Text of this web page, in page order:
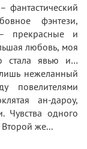
фантастический
фэнтези,
прекрасные и
любовь, моя
стала явью и…
нежеланный
повелителями
ан-дароу,
Чувства одного
же...